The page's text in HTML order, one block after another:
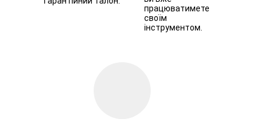
працюватимете
своїм
інструментом.